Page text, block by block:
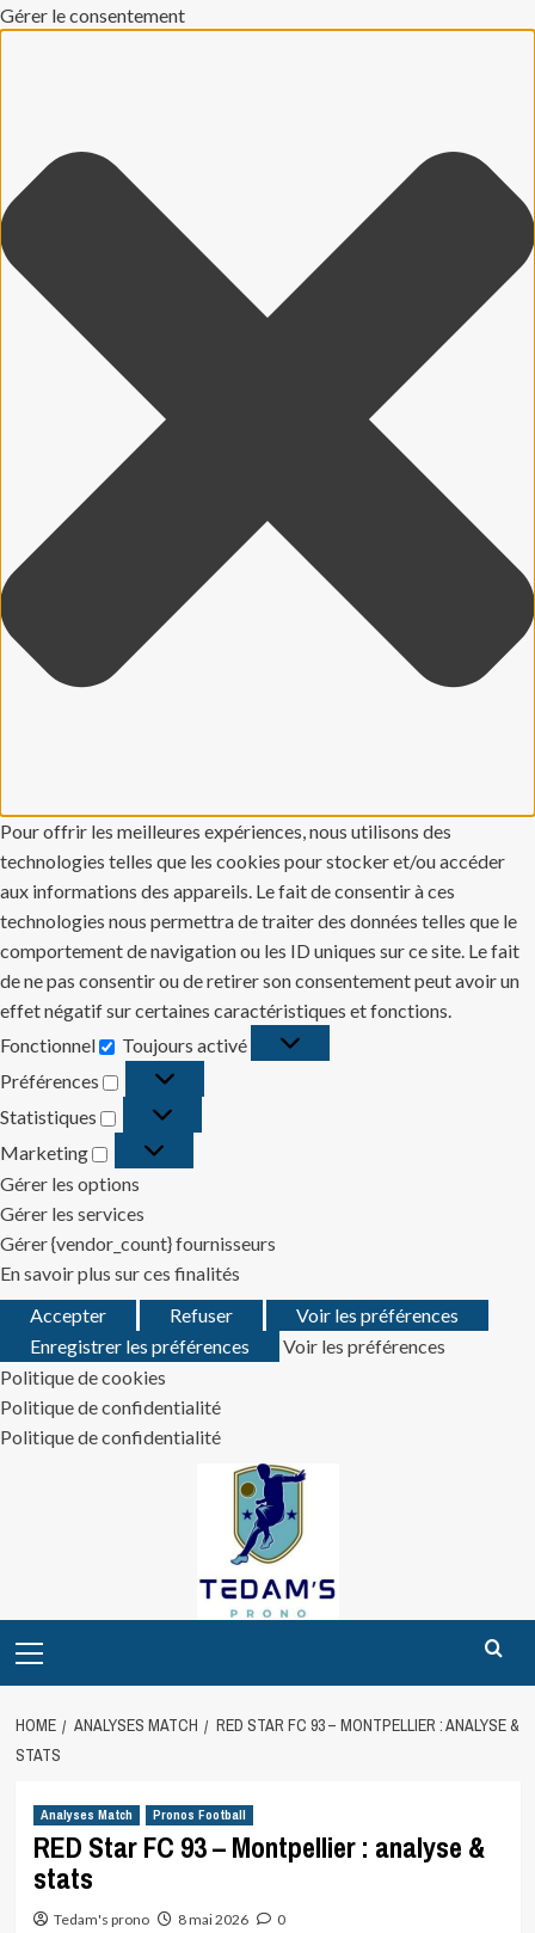
Gérer le consentement
Pour offrir les meilleures expériences, nous utilisons des
technologies telles que les cookies pour stocker et/ou accéder
aux informations des appareils. Le fait de consentir à ces
technologies nous permettra de traiter des données telles que le
comportement de navigation ou les ID uniques sur ce site. Le fait
de ne pas consentir ou de retirer son consentement peut avoir un
effet négatif sur certaines caractéristiques et fonctions.
Fonctionnel
Fonctionnel
Toujours activé
Préférences
Préférences
Statistiques
Statistiques
Marketing
Marketing
Gérer les options
Gérer les services
Gérer {vendor_count} fournisseurs
En savoir plus sur ces finalités
Accepter
Refuser
Voir les préférences
Enregistrer les préférences
Voir les préférences
Politique de cookies
Politique de confidentialité
Politique de confidentialité
Menu
HOME ANALYSES MATCH
RED STAR FC 93 – MONTPELLIER : ANALYSE &
STATS
Analyses Match Pronos Football
RED Star FC 93 – Montpellier : analyse &
stats
Tedam's prono 8 mai 2026 0